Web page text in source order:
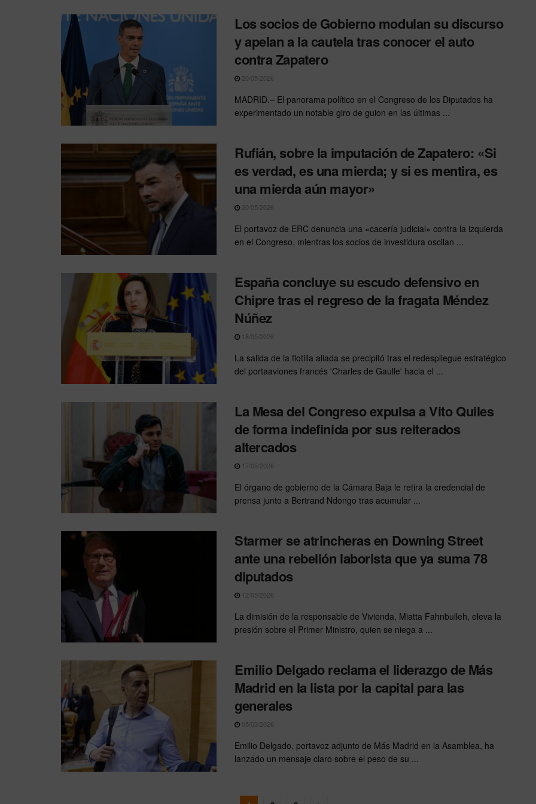
Los socios de Gobierno modulan su discurso
y apelan a la cautela tras conocer el auto
contra Zapatero
20/05/2026
MADRID.– El panorama político en el Congreso de los Diputados ha
experimentado un notable giro de guion en las últimas ...
Rufián, sobre la imputación de Zapatero: «Si
es verdad, es una mierda; y si es mentira, es
una mierda aún mayor»
20/05/2026
El portavoz de ERC denuncia una «cacería judicial» contra la izquierda
en el Congreso, mientras los socios de investidura oscilan ...
España concluye su escudo defensivo en
Chipre tras el regreso de la fragata Méndez
Núñez
18/05/2026
La salida de la flotilla aliada se precipitó tras el redespliegue estratégico
del portaaviones francés 'Charles de Gaulle' hacia el ...
La Mesa del Congreso expulsa a Vito Quiles
de forma indefinida por sus reiterados
altercados
17/05/2026
El órgano de gobierno de la Cámara Baja le retira la credencial de
prensa junto a Bertrand Ndongo tras acumular ...
Starmer se atrincheras en Downing Street
ante una rebelión laborista que ya suma 78
diputados
12/05/2026
La dimisión de la responsable de Vivienda, Miatta Fahnbulleh, eleva la
presión sobre el Primer Ministro, quien se niega a ...
Emilio Delgado reclama el liderazgo de Más
Madrid en la lista por la capital para las
generales
05/03/2026
Emilio Delgado, portavoz adjunto de Más Madrid en la Asamblea, ha
lanzado un mensaje claro sobre el peso de su ...